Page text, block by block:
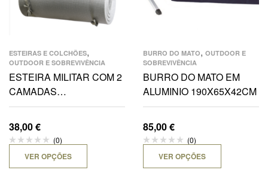
ESTEIRAS E COLCHÕES,
OUTDOOR E SOBREVIVÊNCIA
ESTEIRA MILITAR COM 2
CAMADAS
180X50X1.8CM
38,00€
(0)
VER OPÇÕES
BURRO DO MATO, OUTDOOR E
SOBREVIVÊNCIA
BURRO DO MATO EM
ALUMINIO 190X65X42CM
85,00€
(0)
VER OPÇÕES